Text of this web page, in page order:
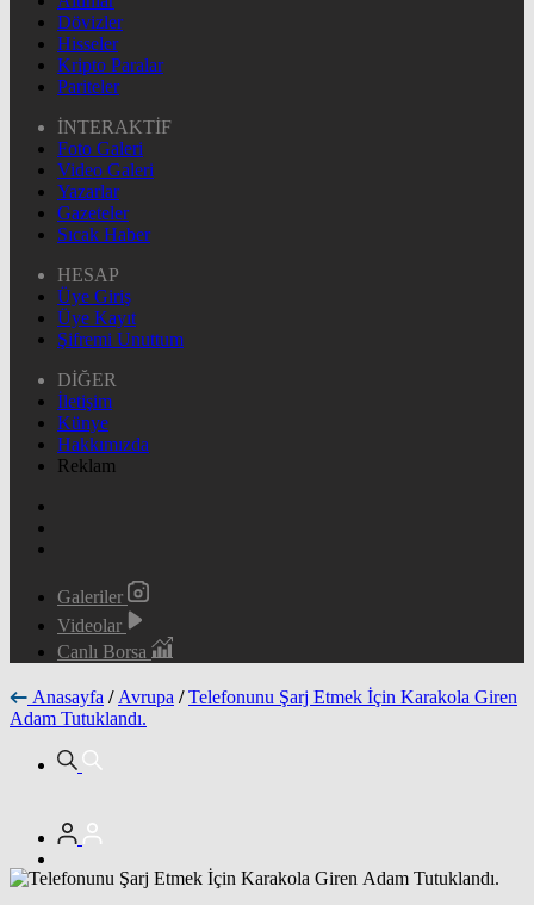
Dövizler
Hisseler
Kripto Paralar
Pariteler
İNTERAKTİF
Foto Galeri
Video Galeri
Yazarlar
Gazeteler
Sıcak Haber
HESAP
Üye Giriş
Üye Kayıt
Şifremi Unuttum
DİĞER
İletişim
Künye
Hakkımızda
Reklam
Galeriler
Videolar
Canlı Borsa
Anasayfa / Avrupa / Telefonunu Şarj Etmek İçin Karakola Giren
Adam Tutuklandı.